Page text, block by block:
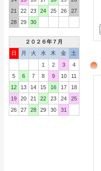
21
22 23 24 25 26
27
28
29 30
２０２６年７月
日
月 火 水 木 金
土
1
2 3
4
5
6 7 8 9 10
11
12
13 14 15 16 17
18
19
20 21 22 23 24
25
26
27 28 29 30 31